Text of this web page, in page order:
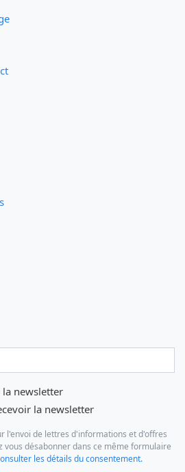
la newsletter
la newsletter
l'envoi de lettres d'informations et d'offres
vous désabonner dans ce même formulaire
les détails du consentement.